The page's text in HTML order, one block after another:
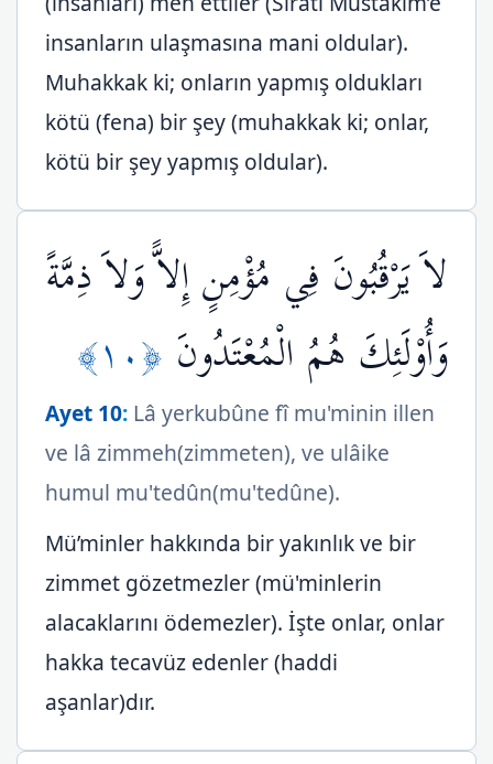
insanların ulaşmasına mani oldular).
Muhakkak ki; onların yapmış oldukları
kötü (fena) bir şey (muhakkak ki; onlar,
kötü bir şey yapmış oldular).
لاَ يَرْقُبُونَ فِي مُؤْمِنٍ إِلاًّ وَلاَ ذِمَّةً
وَأُوْلَئِكَ هُمُ الْمُعْتَدُونَ ﴿١٠﴾
Ayet 10: Lâ yerkubûne fî mu'minin illen
ve lâ zimmeh(zimmeten), ve ulâike
humul mu'tedûn(mu'tedûne).
Mü’minler hakkında bir yakınlık ve bir
zimmet gözetmezler (mü'minlerin
alacaklarını ödemezler). İşte onlar, onlar
hakka tecavüz edenler (haddi
aşanlar)dır.